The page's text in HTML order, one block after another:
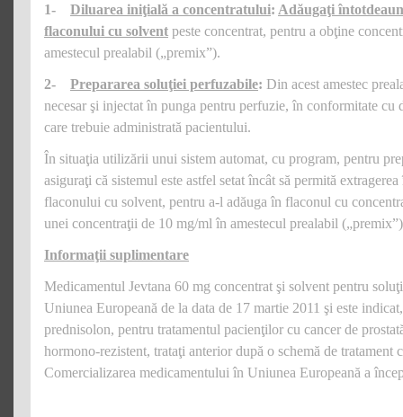
1- Diluarea iniţială a concentratului: Adăugaţi
flaconului cu solvent peste concentrat, pentru a obţine
amestecul prealabil („premix”).
2- Prepararea soluţiei perfuzabile: Din acest amestec
necesar şi injectat în punga pentru perfuzie, în conformitate cu
care trebuie administrată pacientului.
În situaţia utilizării unui sistem automat, cu program, pentru
asiguraţi că sistemul este astfel setat încât să permită
flaconului cu solvent, pentru a-l adăuga în flaconul cu
unei concentraţii de 10 mg/ml în amestecul prealabil
Informaţii suplimentare
Medicamentul Jevtana 60 mg concentrat şi solvent pentru
Uniunea Europeană de la data de 17 martie 2011 şi este
prednisolon, pentru tratamentul pacienţilor cu cancer de
hormono‑rezistent, trataţi anterior după o schemă de tratament
Comercializarea medicamentului în Uniunea Europeană a